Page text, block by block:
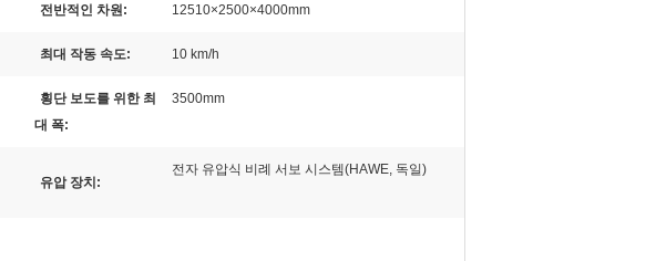
전반적인 차원: 12510×2500×4000mm
최대 작동 속도: 10 km/h
횡단 보도를 위한 최
대 폭:
3500mm
유압 장치:
전자 유압식 비례 서보 시스템(HAWE, 독일)